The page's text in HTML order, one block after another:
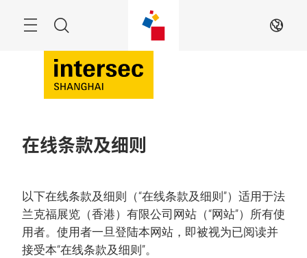
菜
索
ZH
在线条款及细则
以下在线条款及细则（“在线条款及细则”）适用于法
兰克福展览（香港）有限公司网站（“网站”）所有使
用者。使用者一旦登陆本网站，即被视为已阅读并
接受本“在线条款及细则”。